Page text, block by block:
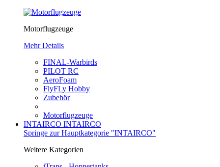
Motorflugzeuge
Mehr Details
FINAL-Warbirds
PILOT RC
AeroFoam
FlyFLy Hobby
Zubehör
Motorflugzeuge
INTAIRCO INTAIRCO
Springe zur Hauptkategorie "INTAIRCO"
Weitere Kategorien